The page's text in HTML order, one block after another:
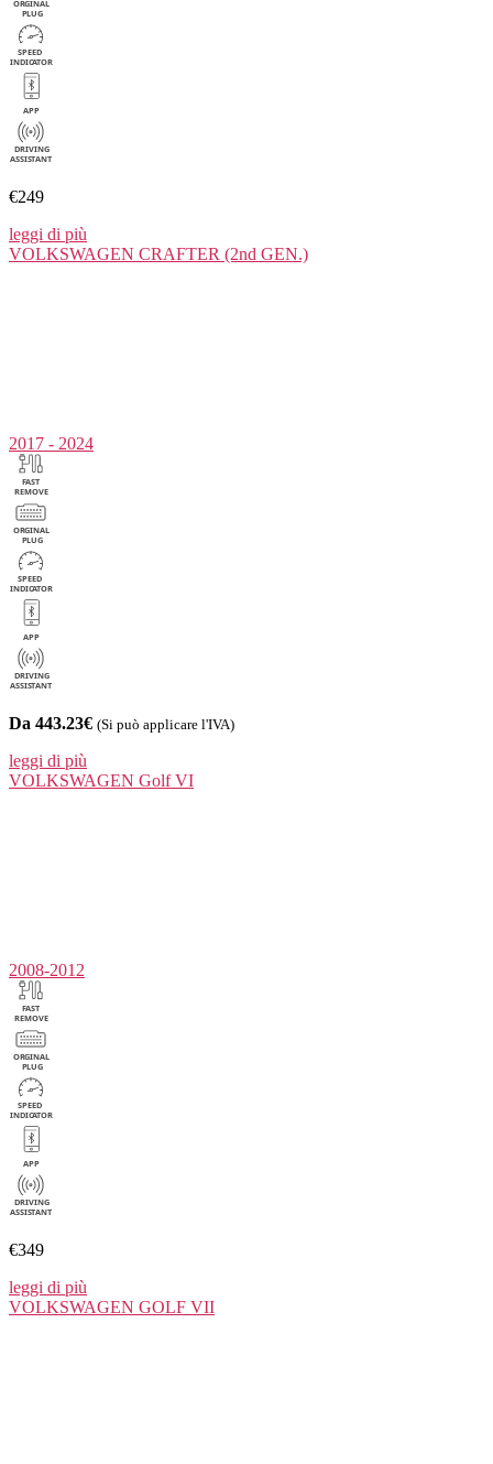
€249
leggi di più
VOLKSWAGEN CRAFTER (2nd GEN.)
2017 - 2024
Da 443.23€ (Si può applicare l'IVA)
leggi di più
VOLKSWAGEN Golf VI
2008-2012
€349
leggi di più
VOLKSWAGEN GOLF VII